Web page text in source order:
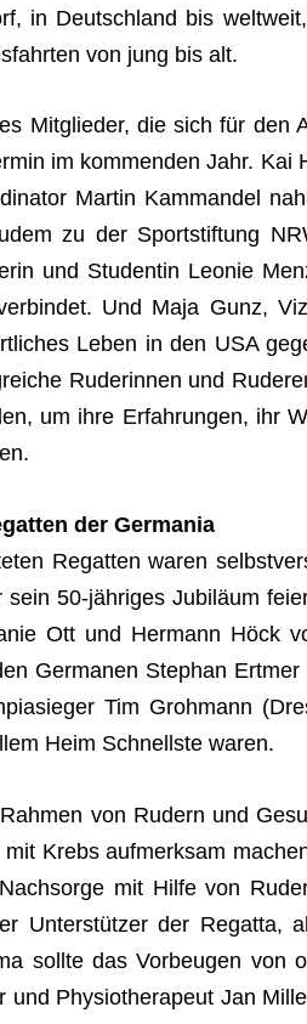
in Deutsch­land bis
von jung bis alt.
Mit­glie­der, die sich für den
im kom­men­den Jahr.
Mar­tin Kam­man­del
zu der Sport­stif­tung
und Stu­den­tin Leo­nie
Und Maja Gunz,
Leben in den USA
Rude­rin­nen und
um ihre Erfah­run­gen, ihr
der Germania
Regat­ten waren
50-jäh­ri­ges Jubi­läum
Ott und Her­mann Höck
Ger­ma­nen Ste­phan
Tim Groh­mann
Heim Schnellste waren.
von Rudern und
Krebs auf­merk­sam
mit Hilfe von
Unter­stüt­zer der Regatta,
sollte das Vor­beu­gen von
und Phy­sio­the­ra­peut Jan